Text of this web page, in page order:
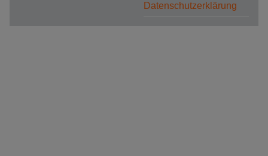
Datenschutzerklärung